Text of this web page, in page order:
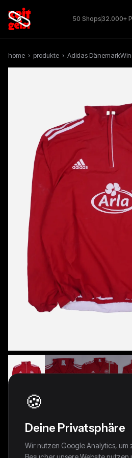
50 Shops32.000+
home › produkte › Adidas
Adidas
45,00 €
🍪
Deine Privatsphäre
Wir nutzen Google Analytics, um
Besucher unsere Website